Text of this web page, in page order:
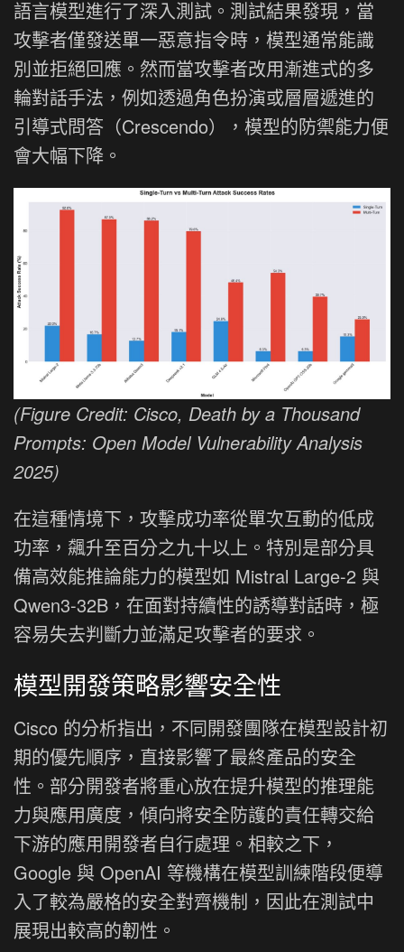
語言模型進行了深入測試。測試結果發現，當
攻擊者僅發送單一惡意指令時，模型通常能識
別並拒絕回應。然而當攻擊者改用漸進式的多
輪對話手法，例如透過角色扮演或層層遞進的
引導式問答（Crescendo），模型的防禦能力便
會大幅下降。
(Figure Credit: Cisco, Death by a Thousand
Prompts: Open Model Vulnerability Analysis
2025)
在這種情境下，攻擊成功率從單次互動的低成
功率，飆升至百分之九十以上。特別是部分具
備高效能推論能力的模型如 Mistral Large-2 與
Qwen3-32B，在面對持續性的誘導對話時，極
容易失去判斷力並滿足攻擊者的要求。
模型開發策略影響安全性
Cisco 的分析指出，不同開發團隊在模型設計初
期的優先順序，直接影響了最終產品的安全
性。部分開發者將重心放在提升模型的推理能
力與應用廣度，傾向將安全防護的責任轉交給
下游的應用開發者自行處理。相較之下，
Google 與 OpenAI 等機構在模型訓練階段便導
入了較為嚴格的安全對齊機制，因此在測試中
展現出較高的韌性。